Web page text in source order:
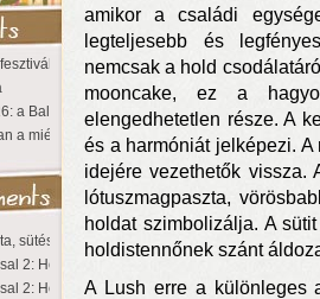
egy városnyi élmény
a Balaton partján a nyár még tart!
a miénk a Sziget!
sütés nélkül
2: Hollandia
2: Hollandia
amikor a családi
legteljesebb és
nemcsak a hold
mooncake, ez a
elengedhetetlen része. A
és a harmóniát jelképezi.
idejére vezethetők vissza.
lótuszmagpaszta,
holdat szimbolizálja. A
holdistennőnek szánt
A Lush erre a különleges